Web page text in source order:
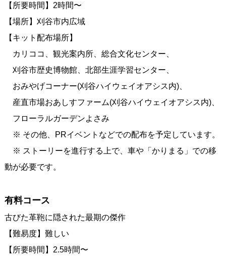
【所要時間】2時間〜
【場所】刈谷市内広域
【キット配布場所】
カリココ、観光案内所、総合文化センター、
刈谷市歴史博物館、北部生涯学習センター、
おみやげコーナー(刈谷ハイウェイオアシス内)、
産直市場おあしすファーム(刈谷ハイウェイオアシス内)、
フローラルガーデンよさみ
※ その他、PRイベントなどでの配布を予定しています。
※ ストーリーを進行する上で、車や「かりまる」での移
動が必要です。
有料コース
古びた革鞄に隠された最期の傑作
【難易度】難しい
【所要時間】2.5時間〜